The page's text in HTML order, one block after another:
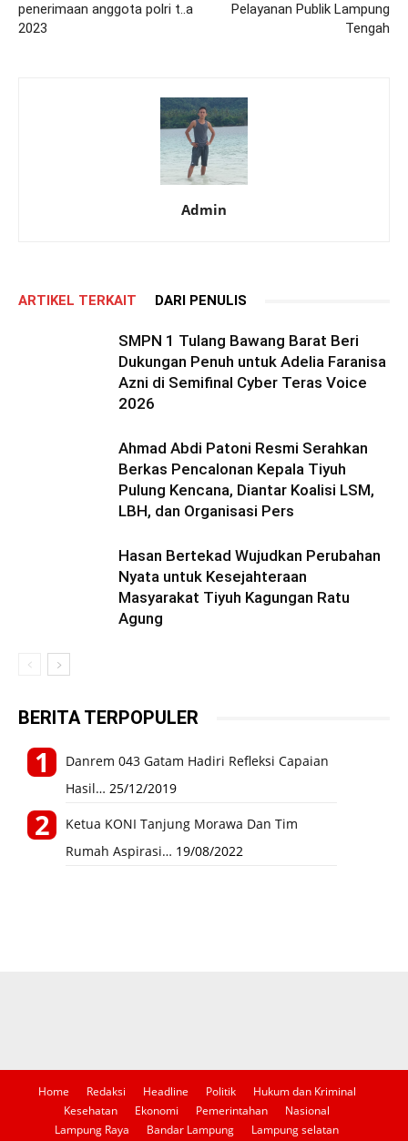
penerimaan anggota polri t..a
2023
Pelayanan Publik Lampung
Tengah
Admin
ARTIKEL TERKAIT DARI PENULIS
SMPN 1 Tulang Bawang Barat Beri
Dukungan Penuh untuk Adelia Faranisa
Azni di Semifinal Cyber Teras Voice
2026
Ahmad Abdi Patoni Resmi Serahkan
Berkas Pencalonan Kepala Tiyuh
Pulung Kencana, Diantar Koalisi LSM,
LBH, dan Organisasi Pers
Hasan Bertekad Wujudkan Perubahan
Nyata untuk Kesejahteraan
Masyarakat Tiyuh Kagungan Ratu
Agung
BERITA TERPOPULER
Danrem 043 Gatam Hadiri Refleksi Capaian
Hasil… 25/12/2019
Ketua KONI Tanjung Morawa Dan Tim
Rumah Aspirasi… 19/08/2022
Home Redaksi Headline Politik
Hukum dan Kriminal
Kesehatan
Ekonomi Pemerintahan
Nasional
Lampung Raya
Bandar Lampung Lampung selatan